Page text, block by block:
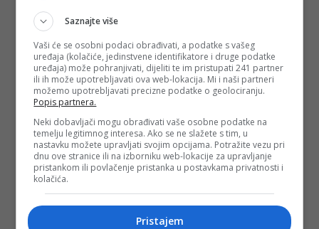
Saznajte više
Vaši će se osobni podaci obrađivati, a podatke s vašeg
uređaja (kolačiće, jedinstvene identifikatore i druge podatke
uređaja) može pohranjivati, dijeliti te im pristupati 241 partner
ili ih može upotrebljavati ova web-lokacija. Mi i naši partneri
možemo upotrebljavati precizne podatke o geolociranju.
Popis partnera.
Neki dobavljači mogu obrađivati vaše osobne podatke na
temelju legitimnog interesa. Ako se ne slažete s tim, u
nastavku možete upravljati svojim opcijama. Potražite vezu pri
dnu ove stranice ili na izborniku web-lokacije za upravljanje
pristankom ili povlačenje pristanka u postavkama privatnosti i
kolačića.
Pristajem